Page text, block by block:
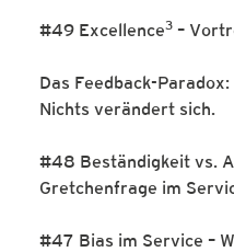
#49 Excellence3 –
Das Feedback-
Nichts verändert sich.
#48 Beständigkeit vs.
Gretchenfrage im
#47 Bias im Service –